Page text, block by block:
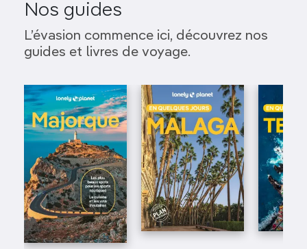
Nos guides
L’évasion commence ici, découvrez nos
guides et livres de voyage.